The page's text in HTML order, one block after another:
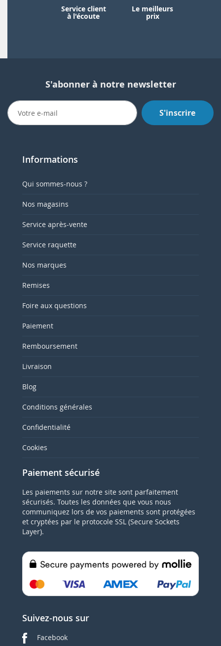
Service client
à l'écoute
Le meilleurs
prix
S'abonner à notre newsletter
S'inscrire
Informations
Qui sommes-nous ?
Nos magasins
Service après-vente
Service raquette
Nos marques
Remises
Foire aux questions
Paiement
Remboursement
Livraison
Blog
Conditions générales
Confidentialité
Cookies
Paiement sécurisé
Les paiements sur notre site sont parfaitement
sécurisés. Toutes les données que vous nous
communiquez lors de vos paiements sont protégées
et cryptées par le protocole SSL (Secure Sockets
Layer).
Suivez-nous sur
Facebook